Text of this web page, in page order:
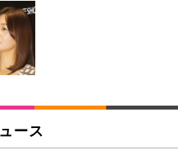
チェア 椅子 テレワーク 疲れな
レスト コンパクト 約105度ロッ
360度回転 座面昇降 強化ナイロ
メッシュ 在宅ワーク H-WY01
スチェア／デスクチェア メッシ
れない ブラック
レミアムモニター | FlexScan
型4K UHD・USB Type-C・ホワ
レミアムモニター | FlexScan
ペットシーツ 薄型 レギュラー 1
ワイト 300枚
ペットシーツ 厚型 ワイド 42枚
(吸収面:ライトブルー)
ース